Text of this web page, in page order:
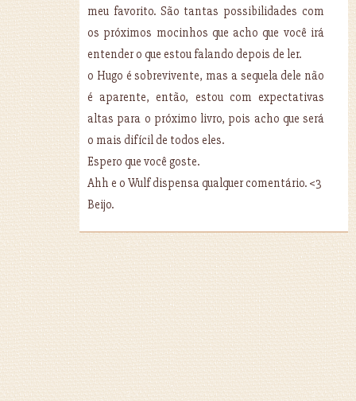
meu favorito. São tantas possibilidades com
os próximos mocinhos que acho que você irá
entender o que estou falando depois de ler.
o Hugo é sobrevivente, mas a sequela dele não
é aparente, então, estou com expectativas
altas para o próximo livro, pois acho que será
o mais difícil de todos eles.
Espero que você goste.
Ahh e o Wulf dispensa qualquer comentário. <3
Beijo.